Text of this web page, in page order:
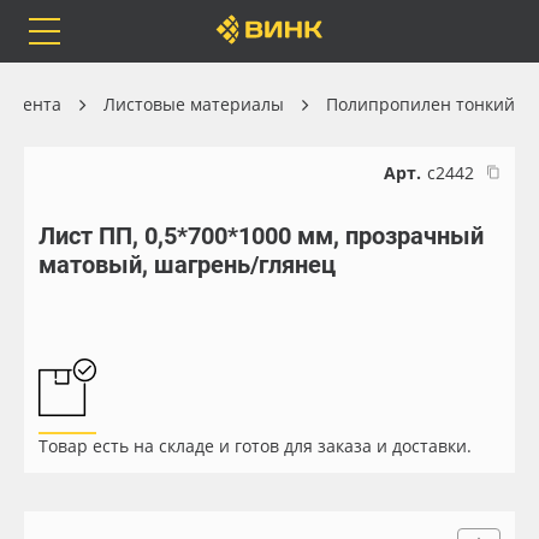
Каталог
Бренды
Доставка
Весь каталог
Самоклеящиеся плёнки
Листовые материалы
Листовые материалы Полипропилен тонкий
Арт. с2442
Лист ПП, 0,5*700*1000 мм, прозрачный
матовый, шагрень/глянец
Товар есть на складе и готов для заказа и доставки.